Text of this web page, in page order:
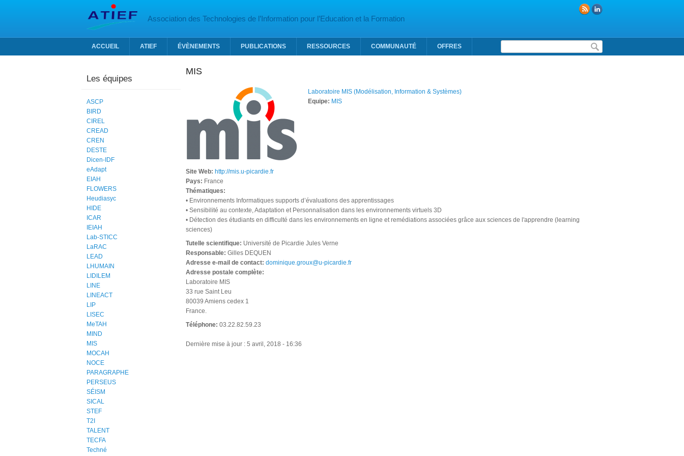
Association des Technologies de l’Information pour l’Education et la Formation
Formulaire de recherche
ACCUEIL ATIEF ÉVÈNEMENTS PUBLICATIONS RESSOURCES COMMUNAUTÉ OFFRES
MIS
Laboratoire MIS (Modélisation, Information & Systèmes)
Equipe: MIS
Site Web: http://mis.u-picardie.fr
Pays: France
Thématiques:
• Environnements Informatiques supports d’évaluations des apprentissages
• Sensibilité au contexte, Adaptation et Personnalisation dans les environnements virtuels 3D
• Détection des étudiants en difficulté dans les environnements en ligne et remédiations associées grâce aux sciences de l'apprendre (learning
sciences)
Tutelle scientifique: Université de Picardie Jules Verne
Responsable: Gilles DEQUEN
Adresse e-mail de contact: dominique.groux@u-picardie.fr
Adresse postale complète:
Laboratoire MIS
33 rue Saint Leu
80039 Amiens cedex 1
France.
Téléphone: 03.22.82.59.23
Dernière mise à jour : 5 avril, 2018 - 16:36
Les équipes
ASCP
BIRD
CIREL
CREAD
CREN
DESTE
Dicen-IDF
eAdapt
EIAH
FLOWERS
Heudiasyc
HIDE
ICAR
IEIAH
Lab-STICC
LaRAC
LEAD
LHUMAIN
LIDILEM
LINE
LINEACT
LIP
LISEC
MeTAH
MIND
MIS
MOCAH
NOCE
PARAGRAPHE
PERSEUS
SÉISM
SICAL
STEF
T2I
TALENT
TECFA
Techné